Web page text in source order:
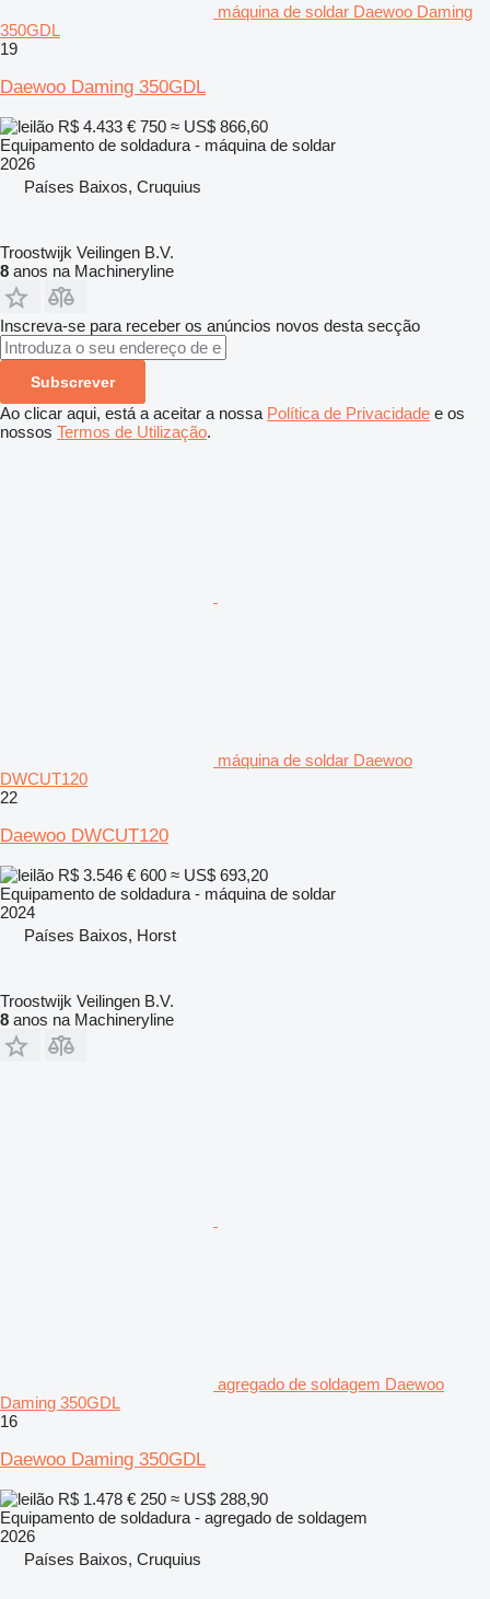
máquina de soldar Daewoo Daming
350GDL
19
Daewoo Daming 350GDL
R$ 4.433 € 750 ≈ US$ 866,60
Equipamento de soldadura - máquina de soldar
2026
Países Baixos, Cruquius
Troostwijk Veilingen B.V.
8 anos na Machineryline
Inscreva-se para receber os anúncios novos desta secção
Subscrever
Ao clicar aqui, está a aceitar a nossa Política de Privacidade e os
nossos Termos de Utilização.
máquina de soldar Daewoo
DWCUT120
22
Daewoo DWCUT120
R$ 3.546 € 600 ≈ US$ 693,20
Equipamento de soldadura - máquina de soldar
2024
Países Baixos, Horst
Troostwijk Veilingen B.V.
8 anos na Machineryline
agregado de soldagem Daewoo
Daming 350GDL
16
Daewoo Daming 350GDL
R$ 1.478 € 250 ≈ US$ 288,90
Equipamento de soldadura - agregado de soldagem
2026
Países Baixos, Cruquius